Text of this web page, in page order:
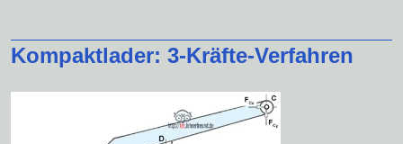
Kompaktlader: 3-Kräfte-Verfahren